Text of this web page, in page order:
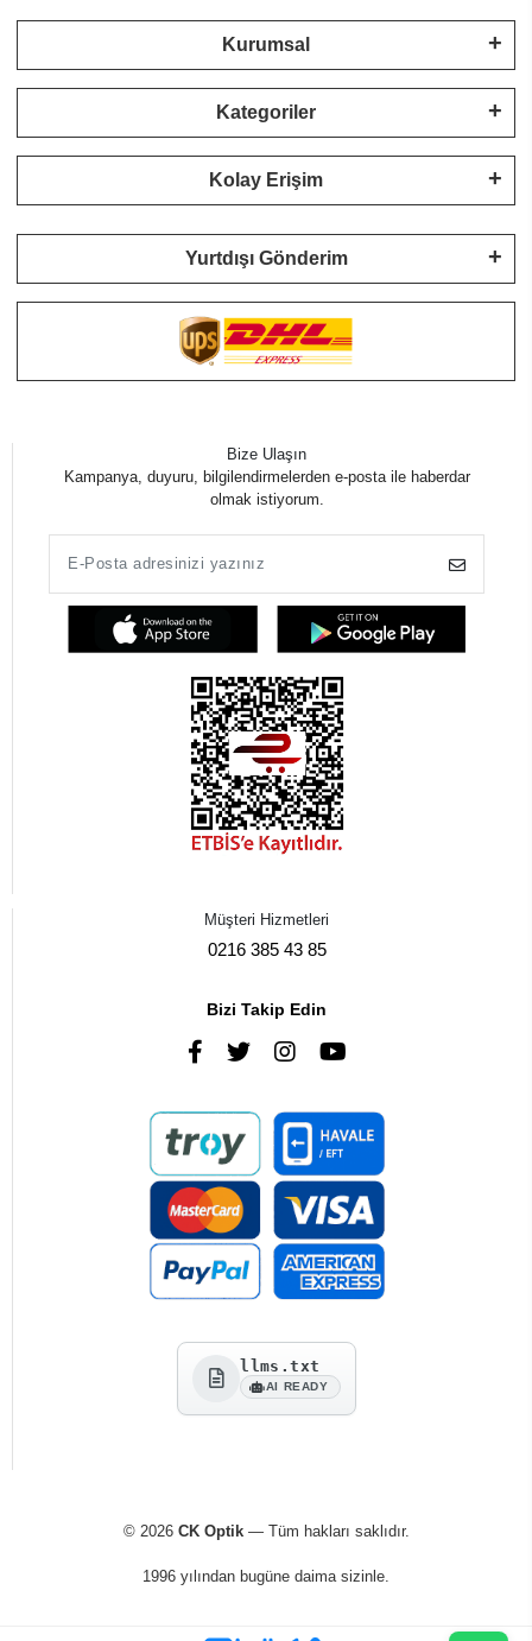
Kurumsal
Kategoriler
Kolay Erişim
Yurtdışı Gönderim
Bize Ulaşın
Kampanya, duyuru, bilgilendirmelerden e-posta ile haberdar
olmak istiyorum.
Müşteri Hizmetleri
0216 385 43 85
Bizi Takip Edin
llms.txt
AI READY
© 2026 CK Optik— Tüm hakları saklıdır.
1996 yılından bugüne daima sizinle.